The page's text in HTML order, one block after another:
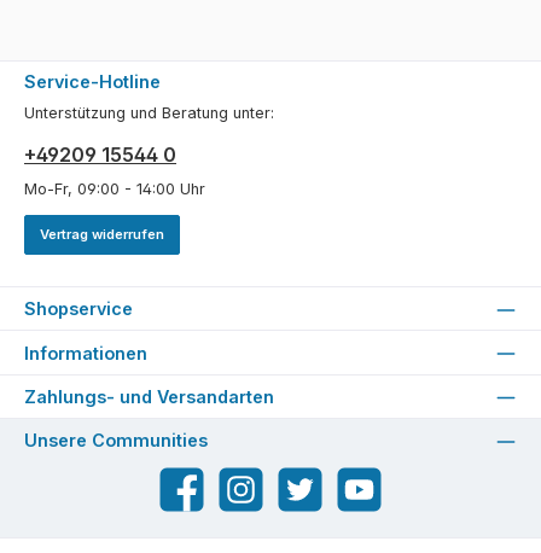
Service-Hotline
Unterstützung und Beratung unter:
+49209 15544 0
Mo-Fr, 09:00 - 14:00 Uhr
Vertrag widerrufen
Shopservice
Informationen
Zahlungs- und Versandarten
Unsere Communities
FacebookInstagram Twitter YouTube